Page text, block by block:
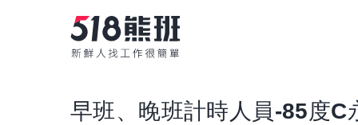
早班、晚班計時人員-85度C